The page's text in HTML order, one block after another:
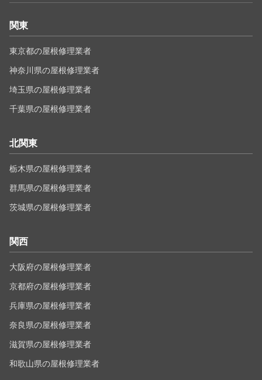
関東
東京都の屋根修理業者
神奈川県の屋根修理業者
埼玉県の屋根修理業者
千葉県の屋根修理業者
北関東
栃木県の屋根修理業者
群馬県の屋根修理業者
茨城県の屋根修理業者
関西
大阪府の屋根修理業者
京都府の屋根修理業者
兵庫県の屋根修理業者
奈良県の屋根修理業者
滋賀県の屋根修理業者
和歌山県の屋根修理業者